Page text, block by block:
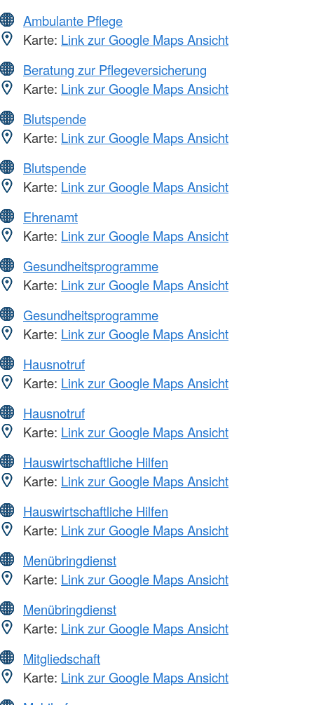
Ambulante Pflege
Karte: Link zur Google Maps Ansicht
Beratung zur Pflegeversicherung
Karte: Link zur Google Maps Ansicht
Blutspende
Karte: Link zur Google Maps Ansicht
Blutspende
Karte: Link zur Google Maps Ansicht
Ehrenamt
Karte: Link zur Google Maps Ansicht
Gesundheitsprogramme
Karte: Link zur Google Maps Ansicht
Gesundheitsprogramme
Karte: Link zur Google Maps Ansicht
Hausnotruf
Karte: Link zur Google Maps Ansicht
Hausnotruf
Karte: Link zur Google Maps Ansicht
Hauswirtschaftliche Hilfen
Karte: Link zur Google Maps Ansicht
Hauswirtschaftliche Hilfen
Karte: Link zur Google Maps Ansicht
Menübringdienst
Karte: Link zur Google Maps Ansicht
Menübringdienst
Karte: Link zur Google Maps Ansicht
Mitgliedschaft
Karte: Link zur Google Maps Ansicht